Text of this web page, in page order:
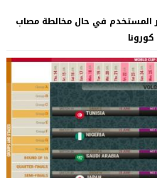
المستخدم في حال مخالطة مصاب